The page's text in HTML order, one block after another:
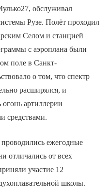
обслуживал
Рузе. Полёт проходил
Селом и станцией
с аэроплана были
поле в Санкт-
о том, что спектр
расширялся, и
огонь артиллерии
средствами.
ежегодные
отличались от всех
участие 12
школы.